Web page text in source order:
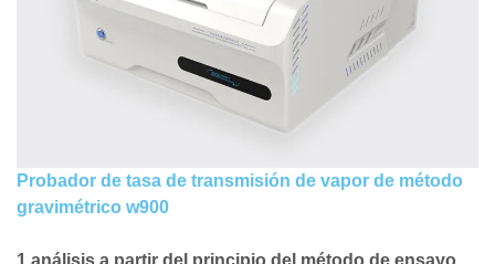
Probador de tasa de transmisión de vapor de método
gravimétrico w900
1.análisis a partir del principio del método de ensayo